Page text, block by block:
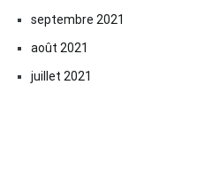
septembre 2021
août 2021
juillet 2021